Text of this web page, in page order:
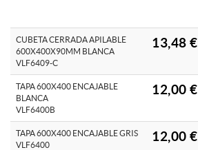
CUBETA CERRADA APILABLE
600X400X90MM BLANCA
VLF6409-C
13,48 €
TAPA 600X400 ENCAJABLE
BLANCA
VLF6400B
12,00 €
TAPA 600X400 ENCAJABLE GRIS
VLF6400
12,00 €